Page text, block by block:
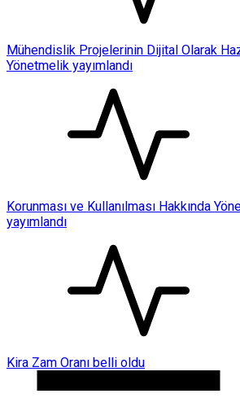
Mühendislik Projelerinin Dijital Olarak
Yönetmelik yayımlandı
Korunması ve Kullanılması Hakkında
yayımlandı
Kira Zam Oranı belli oldu